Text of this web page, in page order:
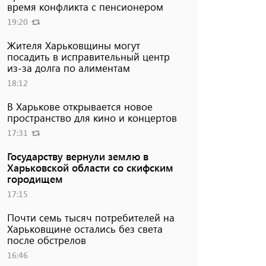
время конфликта с пенсионером
19:20
Жителя Харьковщины могут
посадить в исправительный центр
из-за долга по алиментам
18:12
В Харькове открывается новое
пространство для кино и концертов
17:31
Государству вернули землю в
Харьковской области со скифским
городищем
17:15
Почти семь тысяч потребителей на
Харьковщине остались без света
после обстрелов
16:46